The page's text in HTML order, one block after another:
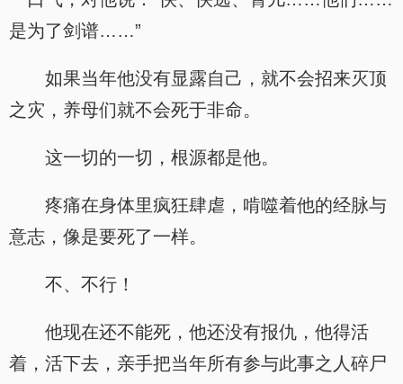
是为了剑谱……”
如果当年他没有显露自己，就不会招来灭顶
之灾，养母们就不会死于非命。
这一切的一切，根源都是他。
疼痛在身体里疯狂肆虐，啃噬着他的经脉与
意志，像是要死了一样。
不、不行！
他现在还不能死，他还没有报仇，他得活
着，活下去，亲手把当年所有参与此事之人碎尸